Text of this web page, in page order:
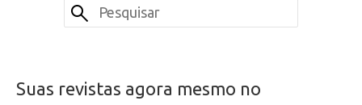
Suas revistas agora mesmo no